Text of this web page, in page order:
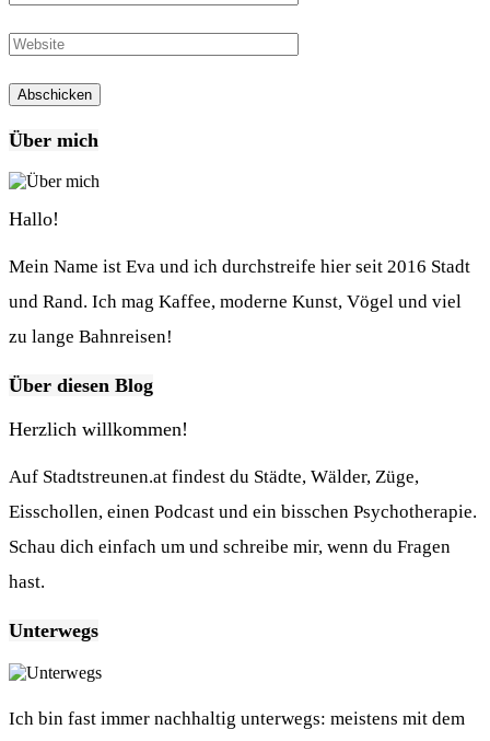
Über mich
Hallo!
Mein Name ist Eva und ich durchstreife hier seit 2016 Stadt
und Rand. Ich mag Kaffee, moderne Kunst, Vögel und viel
zu lange Bahnreisen!
Über diesen Blog
Herzlich willkommen!
Auf Stadtstreunen.at findest du Städte, Wälder, Züge,
Eisschollen, einen Podcast und ein bisschen Psychotherapie.
Schau dich einfach um und schreibe mir, wenn du Fragen
hast.
Unterwegs
Ich bin fast immer nachhaltig unterwegs: meistens mit dem